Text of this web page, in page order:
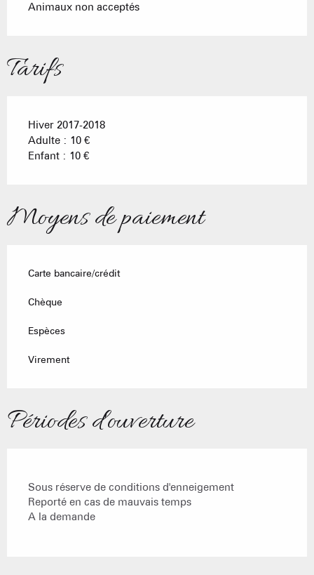
Animaux non acceptés
Tarifs
Hiver 2017-2018
Adulte : 10 €
Enfant : 10 €
Moyens de paiement
Carte bancaire/crédit
Chèque
Espèces
Virement
Périodes d'ouverture
Sous réserve de conditions d'enneigement
Reporté en cas de mauvais temps
A la demande